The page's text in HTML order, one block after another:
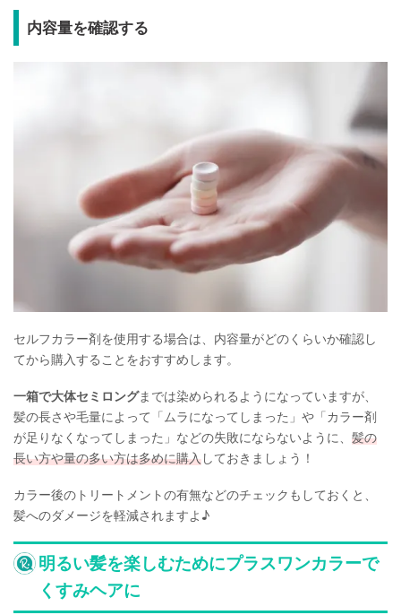
内容量を確認する
セルフカラー剤を使用する場合は、内容量がどのくらいか確認し
てから購入することをおすすめします。
一箱で大体セミロングまでは染められるようになっていますが、
髪の長さや毛量によって「ムラになってしまった」や「カラー剤
が足りなくなってしまった」などの失敗にならないように、 髪の
長い方や量の多い方は多めに購入しておきましょう！
カラー後のトリートメントの有無などのチェックもしておくと、
髪へのダメージを軽減されますよ♪
明るい髪を楽しむためにプラスワンカラーで
くすみヘアに